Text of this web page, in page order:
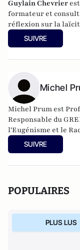
Guylain Chevrier
formateur et
réflexion sur la
l’intégration.
travail social,
SUIVRE
Michel
Michel Prum est
Responsable du
l'Eugénisme et le
collection "Racisme
SUIVRE
POPULAIRES
PLUS LUS